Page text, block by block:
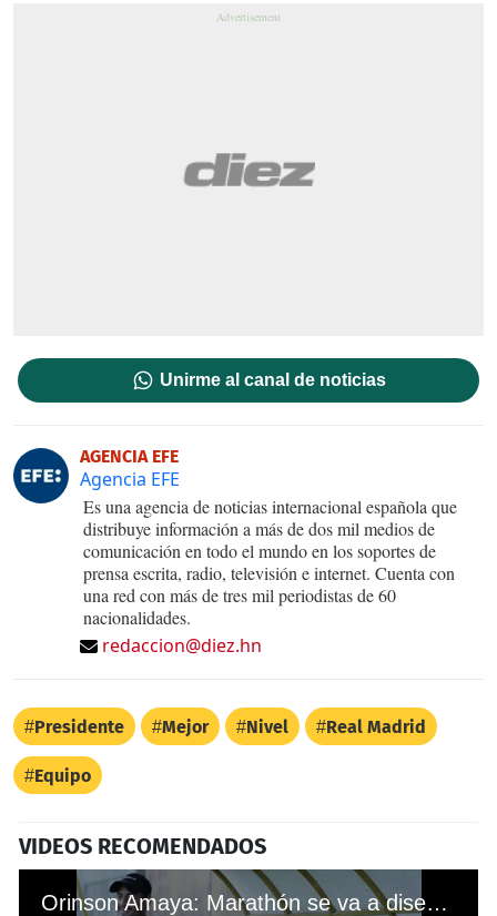
Unirme al canal de noticias
AGENCIA EFE
Agencia EFE
Es una agencia de noticias internacional española que
distribuye información a más de dos mil medios de
comunicación en todo el mundo en los soportes de
prensa escrita, radio, televisión e internet. Cuenta con
una red con más de tres mil periodistas de 60
nacionalidades.
redaccion@diez.hn
Presidente Mejor Nivel Real Madrid
Equipo
VIDEOS RECOMENDADOS
Orinson Amaya: Marathón se va a diseñar para pelear el título